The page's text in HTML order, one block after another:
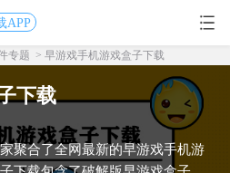
APP
专题 > 早游戏手机游戏盒子下载
下载
聚合了全网最新的早游戏手机游